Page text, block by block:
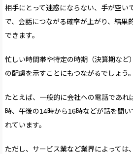
相手にとって迷惑にならない、手が空い
で、会話につながる確率が上がり、結果
できます。
忙しい時間帯や特定の時期（決算期など
の配慮を示すことにもつながるでしょう。
たとえば、一般的に会社への電話であれ
時、午後の14時から16時などが話を聞
れています。
ただし、サービス業など業界によっては